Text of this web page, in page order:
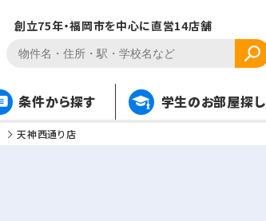
創立75年・福岡市を中心に直営14店舗
条件から探す 学生のお部屋探し
天神西通り店